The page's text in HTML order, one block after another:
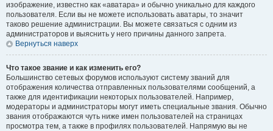
изображение, известно как «аватара» и обычно уникально для каждого
пользователя. Если вы не можете использовать аватары, то значит
таково решение администрации. Вы можете связаться с одним из
администраторов и выяснить у него причины данного запрета.
Вернуться наверх
Что такое звание и как изменить его?
Большинство сетевых форумов используют систему званий для
отображения количества отправленных пользователями сообщений, а
также для идентификации некоторых пользователей. Например,
модераторы и администраторы могут иметь специальные звания. Обычно
звания отображаются чуть ниже имен пользователей на страницах
просмотра тем, а также в профилях пользователей. Напрямую вы не